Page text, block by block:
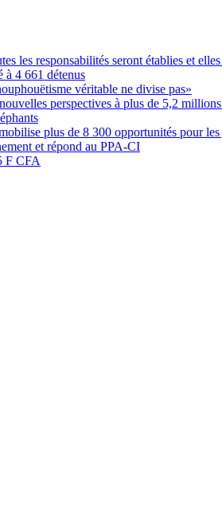
les responsabilités seront établies et
à 4 661 détenus
véritable ne divise pas»
perspectives à plus de 5,2
plus de 8 300 opportunités pour
et répond au PPA-CI
F CFA